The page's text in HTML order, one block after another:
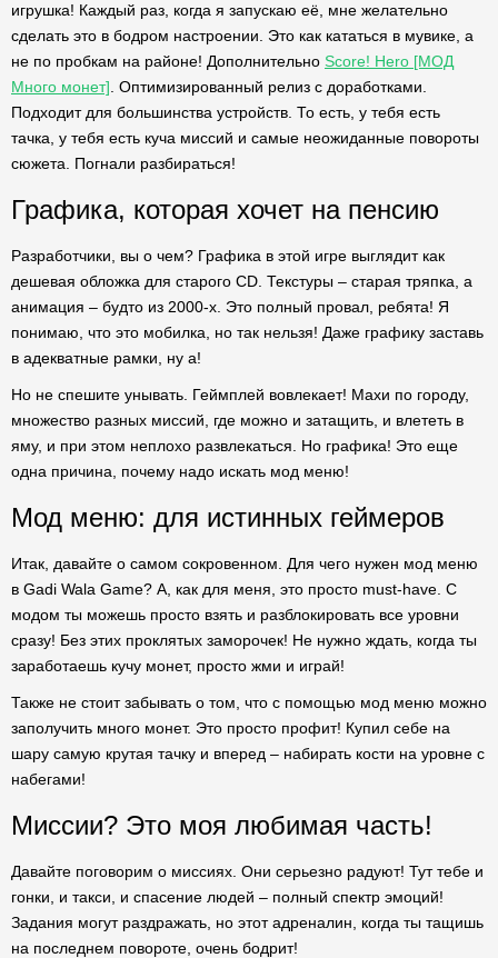
игрушка! Каждый раз, когда я запускаю её, мне желательно
сделать это в бодром настроении. Это как кататься в мувике, а
не по пробкам на районе! Дополнительно Score! Hero [МОД
Много монет] . Оптимизированный релиз с доработками.
Подходит для большинства устройств. То есть, у тебя есть
тачка, у тебя есть куча миссий и самые неожиданные повороты
сюжета. Погнали разбираться!
Графика, которая хочет на пенсию
Разработчики, вы о чем? Графика в этой игре выглядит как
дешевая обложка для старого CD. Текстуры – старая тряпка, а
анимация – будто из 2000-х. Это полный провал, ребята! Я
понимаю, что это мобилка, но так нельзя! Даже графику заставь
в адекватные рамки, ну а!
Но не спешите унывать. Геймплей вовлекает! Махи по городу,
множество разных миссий, где можно и затащить, и влететь в
яму, и при этом неплохо развлекаться. Но графика! Это еще
одна причина, почему надо искать мод меню!
Мод меню: для истинных геймеров
Итак, давайте о самом сокровенном. Для чего нужен мод меню
в Gadi Wala Game? А, как для меня, это просто must-have. С
модом ты можешь просто взять и разблокировать все уровни
сразу! Без этих проклятых заморочек! Не нужно ждать, когда ты
заработаешь кучу монет, просто жми и играй!
Также не стоит забывать о том, что с помощью мод меню можно
заполучить много монет. Это просто профит! Купил себе на
шару самую крутая тачку и вперед – набирать кости на уровне с
набегами!
Миссии? Это моя любимая часть!
Давайте поговорим о миссиях. Они серьезно радуют! Тут тебе и
гонки, и такси, и спасение людей – полный спектр эмоций!
Задания могут раздражать, но этот адреналин, когда ты тащишь
на последнем повороте, очень бодрит!